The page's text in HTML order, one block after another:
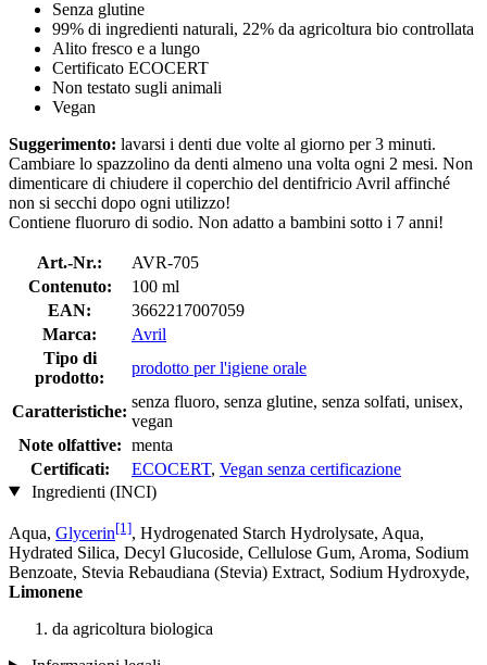
Senza glutine
99% di ingredienti naturali, 22% da agricoltura bio controllata
Alito fresco e a lungo
Certificato ECOCERT
Non testato sugli animali
Vegan
Suggerimento: lavarsi i denti due volte al giorno per 3 minuti.
Cambiare lo spazzolino da denti almeno una volta ogni 2 mesi. Non
dimenticare di chiudere il coperchio del dentifricio Avril affinché
non si secchi dopo ogni utilizzo!
Contiene fluoruro di sodio. Non adatto a bambini sotto i 7 anni!
Art.-Nr.:
AVR-705
Contenuto:
100 ml
EAN:
3662217007059
Marca:
Avril
Tipo di
prodotto:
prodotto per l'igiene orale
Caratteristiche:
senza fluoro, senza glutine, senza solfati, unisex,
vegan
Note olfattive: menta
Certificati:
ECOCERT, Vegan senza certificazione
Ingredienti (INCI)
Aqua, Glycerin[1], Hydrogenated Starch Hydrolysate, Aqua,
Hydrated Silica, Decyl Glucoside, Cellulose Gum, Aroma, Sodium
Benzoate, Stevia Rebaudiana (Stevia) Extract, Sodium Hydroxyde,
Limonene
da agricoltura biologica